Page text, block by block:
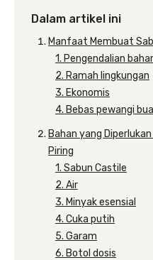
Dalam artikel ini
Manfaat Membuat
1. Pengendalian
2. Ramah lingkungan
3. Ekonomis
4. Bebas pewangi
Bahan yang
Piring
1. Sabun Castile
2. Air
3. Minyak esensial
4. Cuka putih
5. Garam
6. Botol dosis